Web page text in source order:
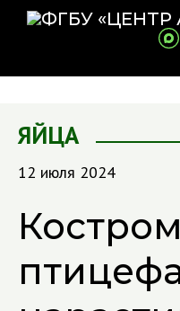
ЯЙЦА
12 июля 2024